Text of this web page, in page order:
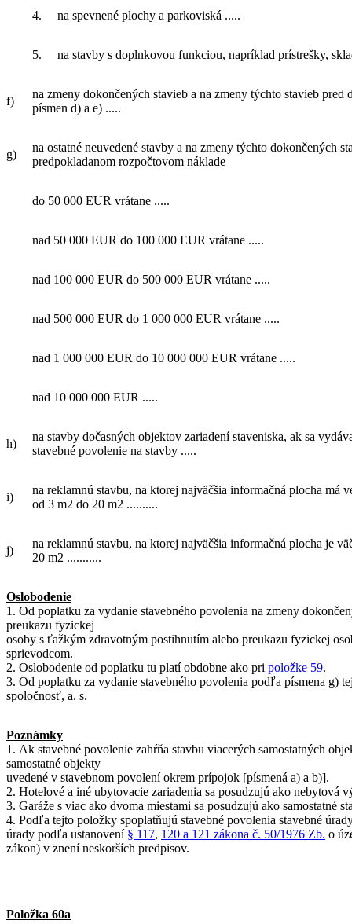
4. na spevnené plochy a parkoviská .....
5. na stavby s doplnkovou funkciou, napríklad prístrešky,
f)
na zmeny dokončených stavieb a na zmeny týchto stavieb pred
písmen d) a e) .....
g)
na ostatné neuvedené stavby a na zmeny týchto dokončených
predpokladanom rozpočtovom náklade
do 50 000 EUR vrátane .....
nad 50 000 EUR do 100 000 EUR vrátane .....
nad 100 000 EUR do 500 000 EUR vrátane .....
nad 500 000 EUR do 1 000 000 EUR vrátane .....
nad 1 000 000 EUR do 10 000 000 EUR vrátane .....
nad 10 000 000 EUR .....
h)
na stavby dočasných objektov zariadení staveniska, ak sa
stavebné povolenie na stavby .....
i)
na reklamnú stavbu, na ktorej najväčšia informačná plocha má
od 3 m2 do 20 m2 ..........
j)
na reklamnú stavbu, na ktorej najväčšia informačná plocha je
20 m2 ...........
Oslobodenie
1. Od poplatku za vydanie stavebného povolenia na zmeny
preukazu fyzickej
osoby s ťažkým zdravotným postihnutím alebo preukazu fyzickej
sprievodcom.
2. Oslobodenie od poplatku tu platí obdobne ako pri položke 59.
3. Od poplatku za vydanie stavebného povolenia podľa písmena g)
spoločnosť, a. s.
Poznámky
1. Ak stavebné povolenie zahŕňa stavbu viacerých samostatných
samostatné objekty
uvedené v stavebnom povolení okrem prípojok [písmená a) a b)].
2. Hotelové a iné ubytovacie zariadenia sa posudzujú ako nebytová
3. Garáže s viac ako dvoma miestami sa posudzujú ako samostatné
4. Podľa tejto položky spoplatňujú stavebné povolenia stavebné
úrady podľa ustanovení § 117, 120 a 121 zákona č. 50/1976 Zb. o
zákon) v znení neskorších predpisov.
Položka 60a